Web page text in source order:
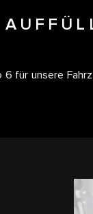
6 für unsere